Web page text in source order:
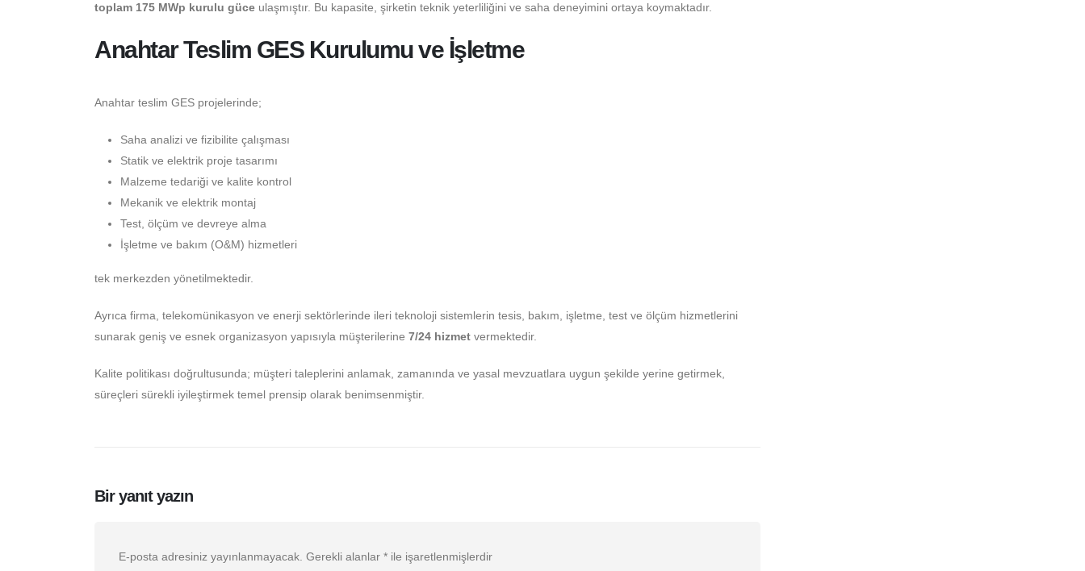
toplam 175 MWp kurulu güce ulaşmıştır. Bu kapasite, şirketin teknik yeterliliğini ve saha deneyimini ortaya koymaktadır.
Anahtar Teslim GES Kurulumu ve İşletme
Anahtar teslim GES projelerinde;
Saha analizi ve fizibilite çalışması
Statik ve elektrik proje tasarımı
Malzeme tedariği ve kalite kontrol
Mekanik ve elektrik montaj
Test, ölçüm ve devreye alma
İşletme ve bakım (O&M) hizmetleri
tek merkezden yönetilmektedir.
Ayrıca firma, telekomünikasyon ve enerji sektörlerinde ileri teknoloji sistemlerin tesis, bakım, işletme, test ve ölçüm hizmetlerini
sunarak geniş ve esnek organizasyon yapısıyla müşterilerine 7/24 hizmet vermektedir.
Kalite politikası doğrultusunda; müşteri taleplerini anlamak, zamanında ve yasal mevzuatlara uygun şekilde yerine getirmek,
süreçleri sürekli iyileştirmek temel prensip olarak benimsenmiştir.
Bir yanıt yazın
E-posta adresiniz yayınlanmayacak. Gerekli alanlar * ile işaretlenmişlerdir